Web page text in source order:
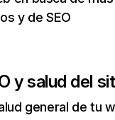
y de SEO
y salud del
general de tu